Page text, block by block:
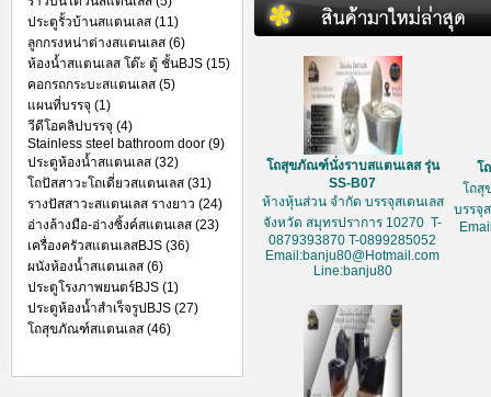
ประตูรั้วบ้านสแตนเลส (11)
ลูกกรงหน่าต่างสแตนเลส (6)
ห้องน้ำสแตนเลส โต๊ะ ตู้ ชั้นBJS (15)
คอกรถกระบะสแตนเลส (5)
แผนที่บรรจุ (1)
วีดีโอคลิปบรรจุ (4)
Stainless steel bathroom door (9)
ประตูห้องน้ำสแตนเลส (32)
โถปัสสาวะโถเดี่ยวสแตนเลส (31)
รางปัสสาวะสแตนเลส รางยาว (24)
อ่างล้างมือ-อ่างซิ้งค์สแตนเลส (23)
เครื่องครัวสแตนเลสBJS (36)
ผนังห้องน้ำสแตนเลส (6)
ประตูโรงภาพยนตร์BJS (1)
ประตูห้องน้ำสำเร็จรูปBJS (27)
โถสุขภัณฑ์สแตนเลส (46)
โถสุขภัณฑ์นั่งราบสแตนเลส รุ่น
SS-B07
ห้างหุ้นส่วน จำกัด บรรจุสเตนเลส
จังหวัด สมุทรปราการ 10270 T-
0879393870 T-0899285052
Email:banju80@Hotmail.com
Line:banju80
โ
โถสุ
บรรจุ